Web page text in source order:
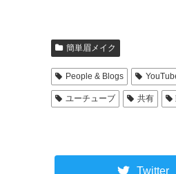
簡単眉メイク
People & Blogs
ユーチューブ 共有
Twitter